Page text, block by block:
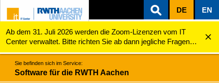
ZUM INHALTSBEREICH
ZUR HAUPTNAVIGATION
ZUR SUCHE
DE EN
Ab dem 31. Juli 2026 werden die Zoom-Lizenzen vom IT
Center verwaltet. Bitte richten Sie ab dann jegliche Fragen
zu den Zoom-Lizenzen (z.B. Probleme mit dem Login) an
servicedesk@itc.rwth-aachen.de.
Software für die RWTH Aachen
Sie befinden sich im Service:
Software für die RWTH Aachen